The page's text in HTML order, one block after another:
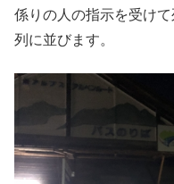
係りの人の指示を受け
列に並びます。